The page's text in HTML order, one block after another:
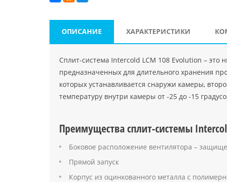
ОПИСАНИЕ ХАРАКТЕРИСТИКИ
Сплит-система Intercold LCM 108 Evolution – это
предназначенных для длительного хранения
которых устанавливается снаружи камеры,
температуру внутри камеры от -25 до -15
Преимущества сплит-системы
Боковое расположение вентилятора –
Прямой запуск
Корпус из оцинкованного металла с